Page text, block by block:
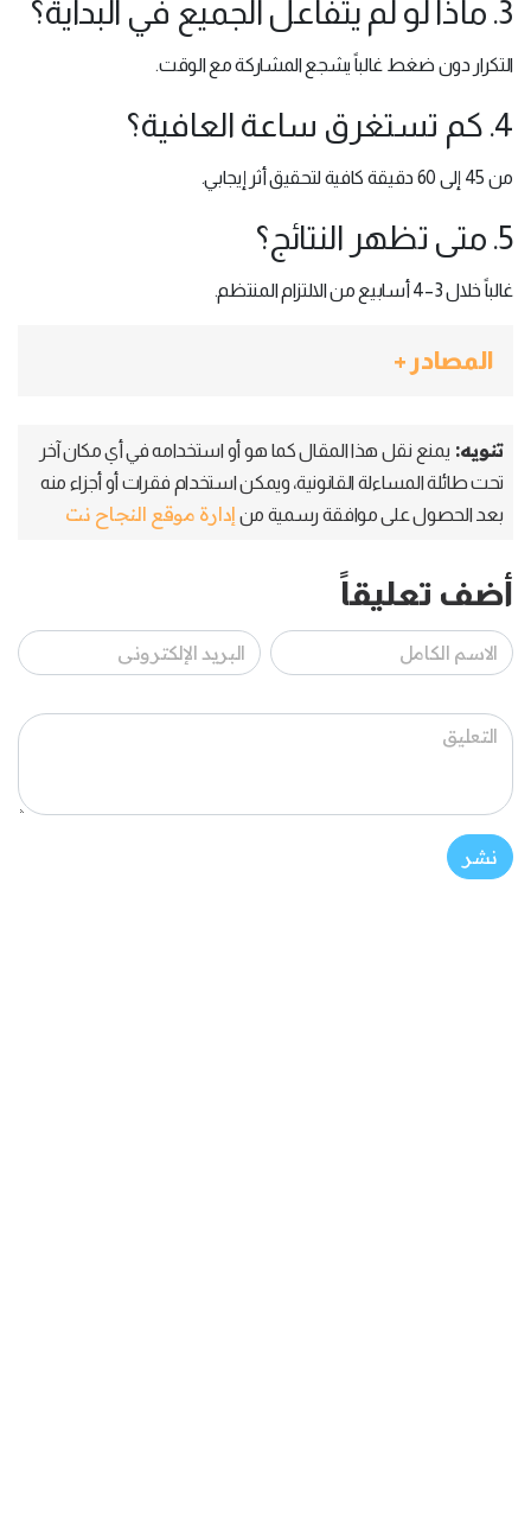
3. ماذا لو لم يتفاعل الجميع في البداية؟
التكرار دون ضغط غالباً يشجع المشاركة مع الوقت.
4. كم تستغرق ساعة العافية؟
من 45 إلى 60 دقيقة كافية لتحقيق أثر إيجابي.
5. متى تظهر النتائج؟
غالباً خلال 3–4 أسابيع من الالتزام المنتظم.
المصادر +
تنويه: يمنع نقل هذا المقال كما هو أو استخدامه في أي مكان آخر
تحت طائلة المساءلة القانونية، ويمكن استخدام فقرات أو أجزاء منه
بعد الحصول على موافقة رسمية من إدارة موقع النجاح نت
أضف تعليقاً
نشر